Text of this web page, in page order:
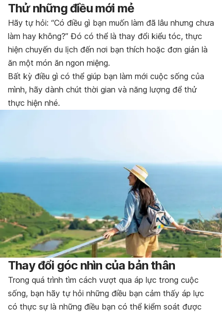
Thử những điều mới mẻ
Hãy tự hỏi: “Có điều gì bạn muốn làm đã lâu nhưng chưa
làm hay không?” Đó có thể là thay đổi kiểu tóc, thực
hiện chuyến du lịch đến nơi bạn thích hoặc đơn giản là
ăn một món ăn ngon miệng.
Bất kỳ điều gì có thể giúp bạn làm mới cuộc sống của
mình, hãy dành chút thời gian và năng lượng để thử
thực hiện nhé.
Thay đổi góc nhìn của bản thân
Trong quá trình tìm cách vượt qua áp lực trong cuộc
sống, bạn hãy tự hỏi những điều bạn cảm thấy áp lực
có thực sự là những điều bạn có thể kiểm soát được